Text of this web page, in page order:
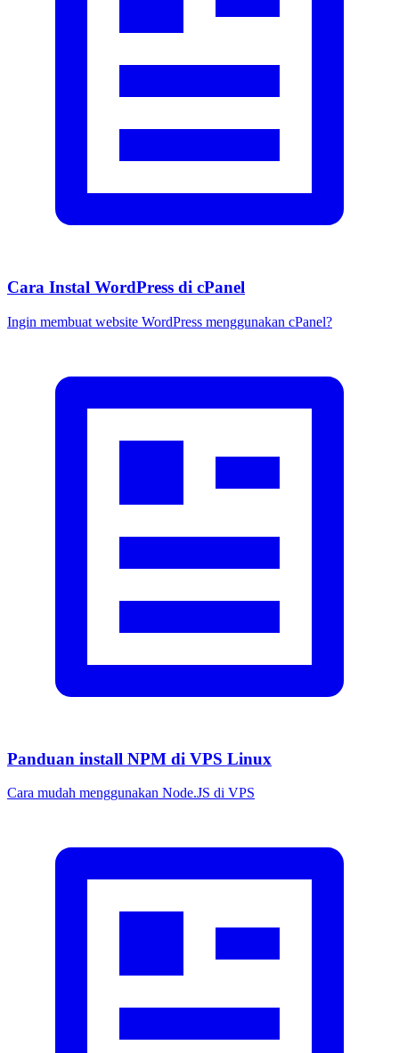
Cara Instal WordPress di cPanel
Ingin membuat website WordPress menggunakan cPanel?
Panduan install NPM di VPS Linux
Cara mudah menggunakan Node.JS di VPS